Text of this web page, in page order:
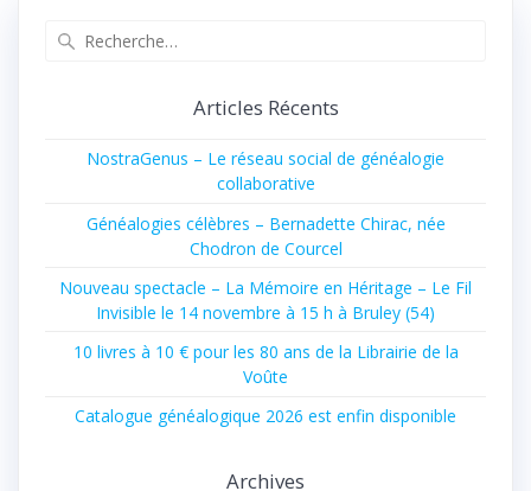
des
Articles Récents
NostraGenus – Le réseau social de généalogie
collaborative
Généalogies célèbres – Bernadette Chirac, née
Chodron de Courcel
Nouveau spectacle – La Mémoire en Héritage – Le Fil
Invisible le 14 novembre à 15 h à Bruley (54)
10 livres à 10 € pour les 80 ans de la Librairie de la
Voûte
Catalogue généalogique 2026 est enfin disponible
Archives